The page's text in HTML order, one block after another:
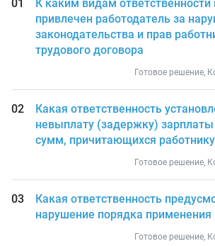
К каким видам
привлечен работодатель за
законодательства и прав
трудового договора
Готовое решение,
Какая ответственность
невыплату (задержку)
сумм, причитающихся работнику
Готовое решение,
Какая ответственность
нарушение порядка
Готовое решение,